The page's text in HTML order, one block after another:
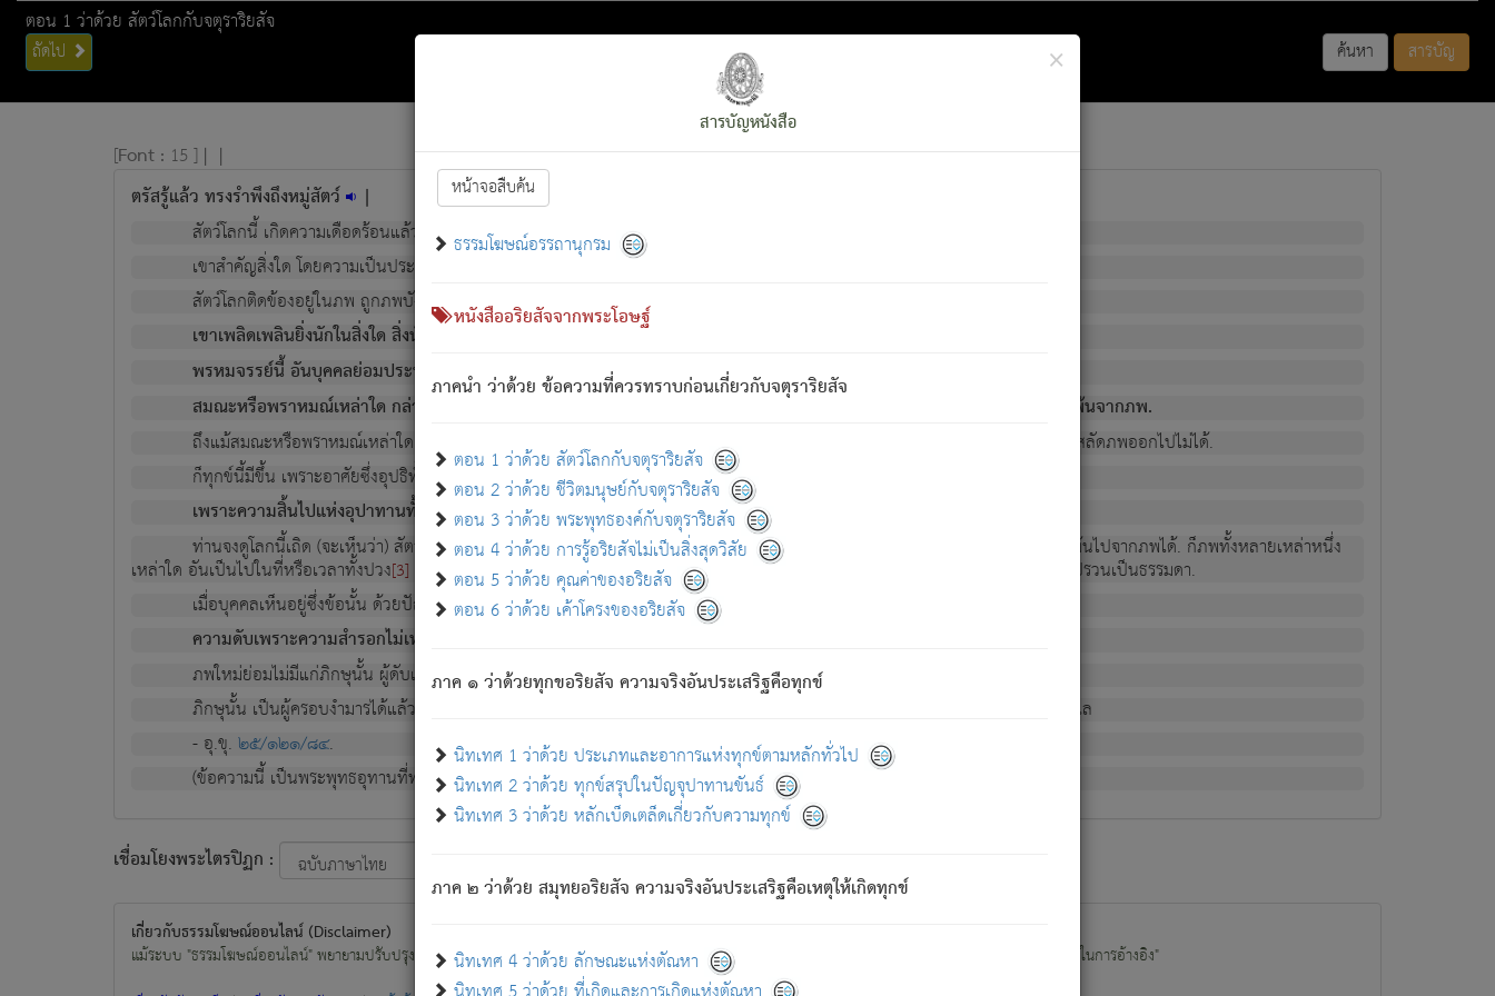
ตอน 1 ว่าด้วย สัตว์โลกกับจตุราริยสัจ
ถัดไป ค้นหา สารบัญ
×
สารบัญหนังสือ
หน้าจอสืบค้น
ธรรมโฆษณ์อรรถานุกรม
หนังสืออริยสัจจากพระโอษฐ์
ภาคนำ ว่าด้วย ข้อความที่ควรทราบก่อนเกี่ยวกับจตุราริยสัจ
ตอน 1 ว่าด้วย สัตว์โลกกับจตุราริยสัจ
ตอน 2 ว่าด้วย ชีวิตมนุษย์กับจตุราริยสัจ
ตอน 3 ว่าด้วย พระพุทธองค์กับจตุราริยสัจ
ตอน 4 ว่าด้วย การรู้อริยสัจไม่เป็นสิ่งสุดวิสัย
ตอน 5 ว่าด้วย คุณค่าของอริยสัจ
ตอน 6 ว่าด้วย เค้าโครงของอริยสัจ
ภาค ๑ ว่าด้วยทุกขอริยสัจ ความจริงอันประเสริฐคือทุกข์
นิทเทศ 1 ว่าด้วย ประเภทและอาการแห่งทุกข์ตามหลักทั่วไป
นิทเทศ 2 ว่าด้วย ทุกข์สรุปในปัญจุปาทานขันธ์
นิทเทศ 3 ว่าด้วย หลักเบ็ดเตล็ดเกี่ยวกับความทุกข์
ภาค ๒ ว่าด้วย สมุทยอริยสัจ ความจริงอันประเสริฐคือเหตุให้เกิดทุกข์
นิทเทศ 4 ว่าด้วย ลักษณะแห่งตัณหา
[Font : 15 ] | |
ตรัสรู้แล้ว ทรงรำพึงถึงหมู่สัตว์ |
สัตว์โลกนี้ เกิดความเดือดร้อนแล้ว มีผัสสะบังหน้า[1]ย่อมกล่าวซึ่งโรค (ความเสียดแทง) นั้นโดยความเป็นตัวเป็นตน
เขาสำคัญสิ่งใด โดยความเป็นประการใด แต่สิ่งนั้นย่อมเป็น (ตามที่เป็นจริง) โดยประการอื่นจากที่เขาสำคัญนั้น
สัตว์โลกติดข้องอยู่ในภพ ถูกภพบังหน้าแล้ว มีภพโดยความเป็นอย่างอื่น (จากที่มันเป็นอยู่จริง) จึงได้เพลิดเพลินยิ่งนักในภพนั้น
เขาเพลิดเพลินยิ่งนักในสิ่งใด สิ่งนั้นเป็นภัย (ที่เขาไม่รู้จัก) : เขากลัวต่อสิ่งใดสิ่งนั้นเป็นทุกข์
พรหมจรรย์นี้ อันบุคคลย่อมประพฤติ ก็เพื่อการละขาดซึ่งภพ.
สมณะหรือพราหมณ์เหล่าใด กล่าวความหลุดพ้นจากภพว่ามีได้เพราะภพ เรากล่าวว่า สมณะหรือพราหมณ์ทั้งปวงนั้น มิใช่ผู้หลดพ้นจากภพ.
ถึงแม้สมณะหรือพราหมณ์เหล่าใด กล่าวความออกไปได้จากภพ ว่ามีได้เพราะวิภพ[2]
: เรากล่าวว่า สมณะหรือพราหมณ์ทั้งปวงนั้น ก็ยังสลัดภพออกไปไม่ได้.
ก็ทุกข์นี้มีขึ้น เพราะอาศัยซึ่งอุปธิทั้งปวง.
เพราะความสิ้นไปแห่งอุปาทานทั้งปวง ความเกิดขึ้นแห่งทุกข์จึงไม่มี.
ท่านจงดูโลกนี้เถิด (จะเห็นว่า) สัตว์ทั้งหลายอันอวิชาหนาแน่นบังหนาแล้ว; และว่า สัตว์ผู้ยินดีในภพอันเป็นแล้วนั้น ย่อมไม่เป็นผู้หลุดพ้นไปจากภพได้. ก็ภพทั้งหลายเหล่าหนึ่ง
เหล่าใด อันเป็นไปในที่หรือเวลาทั้งปวง[3] เพื่อความมีแห่งประโยชน์โดยประการทั้งปวง; ภพทั้งหลายทั้งหมดนั้น ไม่เที่ยง เป็นทุกข์ มีความแปรปรวนเป็นธรรมดา.
เมื่อบุคคลเห็นอยู่ซึ่งข้อนั้น ด้วยปัญญาอันชอบตามที่เป็นจริงอย่างนี้อยู่; เขาย่อมละภวตัณหาได้ และไม่เพลิดเพลินวิภวตัณหาด้วย.
ความดับเพราะความสำรอกไม่เหลือ (แห่งภพทั้งหลาย) เพราะความสิ้นไปแห่งตัณหาโดยประการทั้งปวง นั้นคือนิพพาน.
ภพใหม่ย่อมไม่มีแก่ภิกษุนั้น ผู้ดับเย็นสนิทแล้ว เพราะไม่มีความยึดมั่น
ภิกษุนั้น เป็นผู้ครอบงำมารได้แล้ว ชนะสงครามแล้ว ก้าวล่วงภพทั้งหลายทั้งปวงได้แล้ว เป็นผู้คงที่ (คือไม่เปลี่ยนแปลงอีกต่อไป). ดังนี้แล
- อุ.ขุ.๒๕/๑๒๑/๘๔.
(ข้อความนี้ เป็นพระพุทธอุทานที่ทรงเปล่งออก ที่โคนต้นโพธิ์เป็นที่ตรัสรู้ เมื่อตรัสรู้แล้วได้ 7 วัน)
เชื่อมโยงพระไตรปิฏก :
เกี่ยวกับธรรมโฆษณ์ออนไลน์ (Disclaimer)
แม้ระบบ "ธรรมโฆษณ์ออนไลน์" พยายามปรับปรุงข้อมูลให้ถูกต้องมากที่สุด ผู้ศึกษาก็พึงตรวจสอบกับตัวเล่มหนังสือต้นฉบับ ที่มีการพิมพ์ครั้งล่าสุด ก่อนนำข้อมูลไปใช้ในการอ้างอิง"